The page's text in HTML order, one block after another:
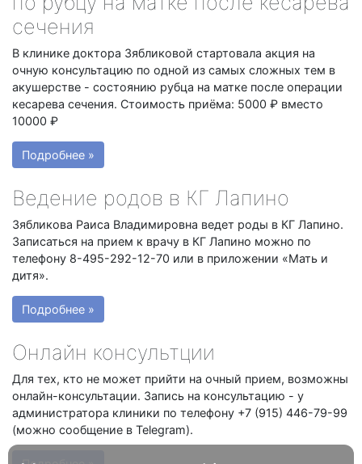
сечения
В клинике доктора Зябликовой стартовала акция на
очную консультацию по одной из самых сложных тем в
акушерстве - состоянию рубца на матке после операции
кесарева сечения. Стоимость приёма: 5000 ₽ вместо
10000 ₽
Подробнее »
Ведение родов в КГ Лапино
Зябликова Раиса Владимировна ведет роды в КГ Лапино.
Записаться на прием к врачу в КГ Лапино можно по
телефону 8-495-292-12-70 или в приложении «Мать и
дитя».
Подробнее »
Онлайн консультции
Для тех, кто не может прийти на очный прием, возможны
онлайн-консультации. Запись на консультацию - у
администратора клиники по телефону +7 (915) 446-79-99
(можно сообщение в Telegram).